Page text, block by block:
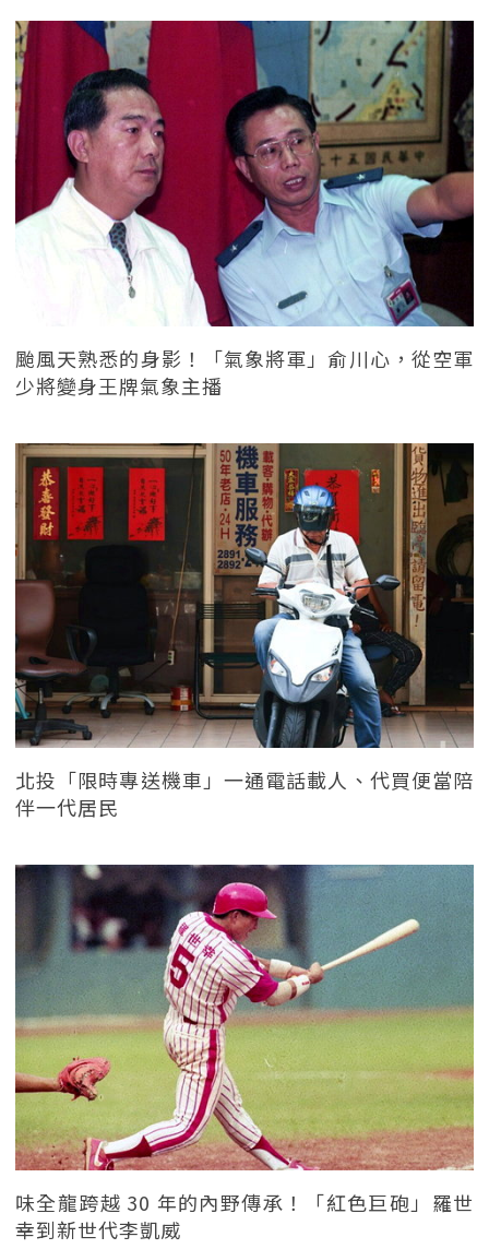
颱風天熟悉的身影！「氣象將軍」俞川心，從空軍
少將變身王牌氣象主播
北投「限時專送機車」一通電話載人、代買便當陪
伴一代居民
味全龍跨越 30 年的內野傳承！「紅色巨砲」羅世
幸到新世代李凱威